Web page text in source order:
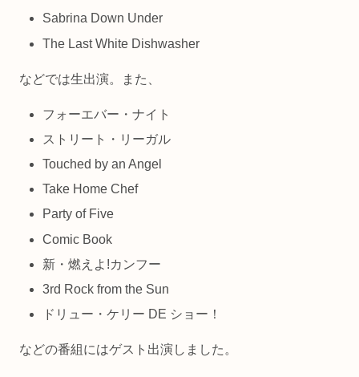
Sabrina Down Under
The Last White Dishwasher
などでは生出演。また、
フォーエバー・ナイト
ストリート・リーガル
Touched by an Angel
Take Home Chef
Party of Five
Comic Book
新・燃えよ!カンフー
3rd Rock from the Sun
ドリュー・ケリー DE ショー！
などの番組にはゲスト出演しました。